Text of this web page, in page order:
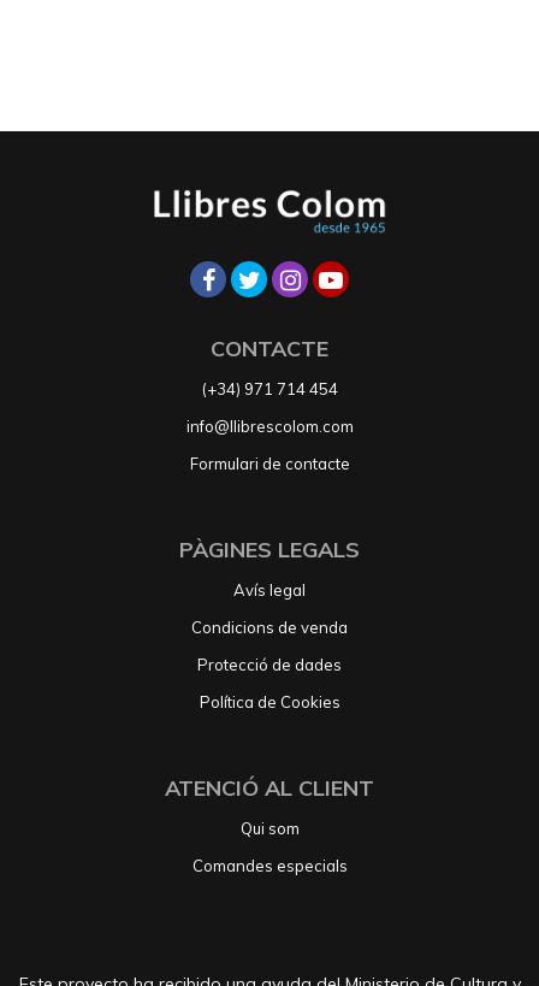
CONTACTE
(+34) 971 714 454
info@llibrescolom.com
Formulari de contacte
PÀGINES LEGALS
Avís legal
Condicions de venda
Protecció de dades
Política de Cookies
ATENCIÓ AL CLIENT
Qui som
Comandes especials